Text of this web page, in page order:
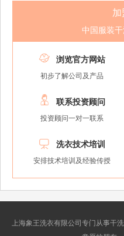
加
中国服装
 浏览官方网站
初步了解公司及产品
 联系投资顾问
投资顾问一对一联系
 洗衣技术培训
安排技术培训及经验传授
上海象王洗衣有限公司专门从事干